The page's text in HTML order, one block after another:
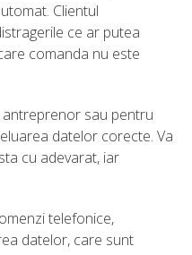
Clientul
ce ar putea
comanda nu este
sau pentru
datelor corecte. Va
cu adevarat, iar
telefonice,
datelor, care sunt